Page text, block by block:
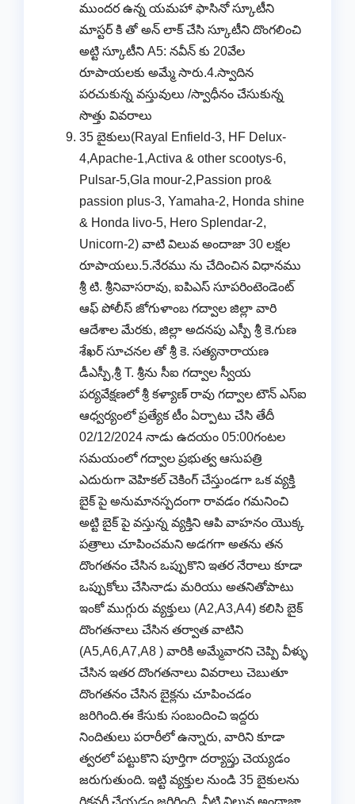
ముందర ఉన్న యమహా ఫాసినో స్కూటీని
మాస్టర్ కి తో అన్ లాక్ చేసి స్కూటీని దొంగలించి
అట్టి స్కూటీని A5: నవీన్ కు 20వేల
రూపాయలకు అమ్మే సారు.4.స్వాదిన
పరచుకున్న వస్తువులు /స్వాధీనం చేసుకున్న
సొత్తు వివరాలు
35 బైకులు(Rayal Enfield-3, HF Delux-
4,Apache-1,Activa & other scootys-6,
Pulsar-5,Gla mour-2,Passion pro&
passion plus-3, Yamaha-2, Honda shine
& Honda livo-5, Hero Splendar-2,
Unicorn-2) వాటి విలువ అందాజా 30 లక్షల
రూపాయలు.5.నేరము ను చేదించిన విధానము
శ్రీ టి. శ్రీనివాసరావు, ఐపిఎస్ సూపరింటెండెంట్
ఆఫ్ పోలీస్ జోగుళాంబ గద్వాల జిల్లా వారి
ఆదేశాల మేరకు, జిల్లా అదనపు ఎస్పీ శ్రీ కె.గుణ
శేఖర్ సూచనల తో శ్రీ కె. సత్యనారాయణ
డీఎస్పీ,శ్రీ T. శ్రీను సీఐ గద్వాల స్వీయ
పర్యవేక్షణలో శ్రీ కళ్యాణ్ రావు గద్వాల టౌన్ ఎస్ఐ
ఆధ్వర్యంలో ప్రత్యేక టీం ఏర్పాటు చేసి తేదీ
02/12/2024 నాడు ఉదయం 05:00గంటల
సమయంలో గద్వాల ప్రభుత్వ ఆసుపత్రి
ఎదురుగా వెహికల్ చెకింగ్ చేస్తుండగా ఒక వ్యక్తి
బైక్ పై అనుమానస్పదంగా రావడం గమనించి
అట్టి బైక్ పై వస్తున్న వ్యక్తిని ఆపి వాహనం యొక్క
పత్రాలు చూపించమని అడగగా అతను తన
దొంగతనం చేసిన ఒప్పుకొని ఇతర నేరాలు కూడా
ఒప్పుకోలు చేసినాడు మరియు అతనితోపాటు
ఇంకో ముగ్గురు వ్యక్తులు (A2,A3,A4) కలిసి బైక్
దొంగతనాలు చేసిన తర్వాత వాటిని
(A5,A6,A7,A8 ) వారికి అమ్మేవారని చెప్పి వీళ్ళు
చేసిన ఇతర దొంగతనాలు వివరాలు చెబుతూ
దొంగతనం చేసిన బైక్లను చూపించడం
జరిగింది.ఈ కేసుకు సంబందించి ఇద్దరు
నిందితులు పరారీలో ఉన్నారు, వారిని కూడా
త్వరలో పట్టుకొని పూర్తిగా దర్యాప్తు చెయ్యడం
జరుగుతుంది. ఇట్టి వ్యక్తుల నుండి 35 బైకులను